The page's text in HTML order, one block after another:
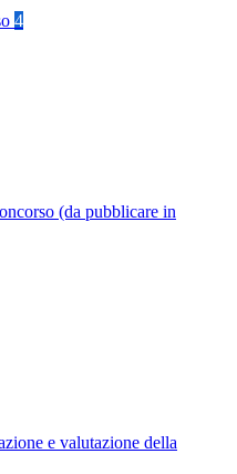
4
(da pubblicare in
e valutazione della